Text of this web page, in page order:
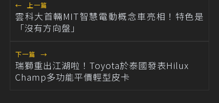
← 上一篇
雲科大首輛MIT智慧電動概念車亮相！特色是
「沒有方向盤」
下一篇 →
瑞獅重出江湖啦！Toyota於泰國發表Hilux
Champ多功能平價輕型皮卡